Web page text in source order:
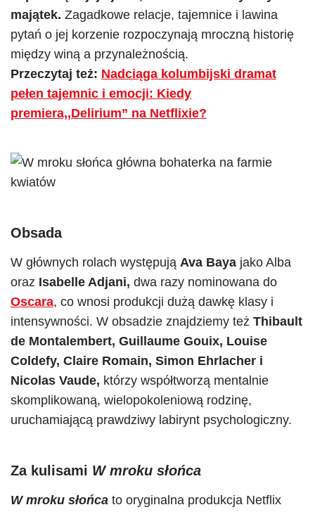
majątek. Zagadkowe relacje, tajemnice i lawina
pytań o jej korzenie rozpoczynają mroczną historię
między winą a przynależnością.
Przeczytaj też: Nadciąga kolumbijski dramat
pełen tajemnic i emocji: Kiedy
premiera,,Delirium” na Netflixie?
Obsada
W głównych rolach występują Ava Baya jako Alba
oraz Isabelle Adjani, dwa razy nominowana do
Oscara, co wnosi produkcji dużą dawkę klasy i
intensywności. W obsadzie znajdziemy też Thibault
de Montalembert, Guillaume Gouix, Louise
Coldefy, Claire Romain, Simon Ehrlacher i
Nicolas Vaude, którzy współtworzą mentalnie
skomplikowaną, wielopokoleniową rodzinę,
uruchamiającą prawdziwy labirynt psychologiczny.
Za kulisami W mroku słońca
W mroku słońca to oryginalna produkcja Netflix